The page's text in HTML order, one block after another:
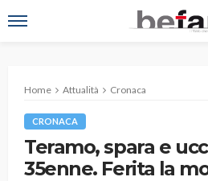
Home Attualità Cronaca
CRONACA
Teramo, spara e
35enne. Ferita la